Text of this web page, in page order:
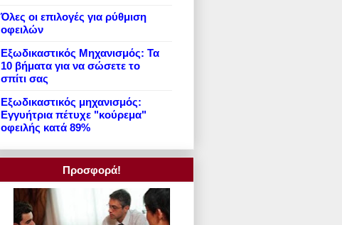
Όλες οι επιλογές για ρύθμιση
οφειλών
Εξωδικαστικός Μηχανισμός: Τα
10 βήματα για να σώσετε το
σπίτι σας
Εξωδικαστικός μηχανισμός:
Εγγυήτρια πέτυχε "κούρεμα"
οφειλής κατά 89%
Προσφορά!